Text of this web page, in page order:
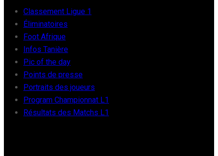
Classement Ligue 1
Éliminatoires
Foot Afrique
Infos Tanière
Pic of the day
Points de presse
Portraits des joueurs
Program Championnat L1
Résultats des Matchs L1